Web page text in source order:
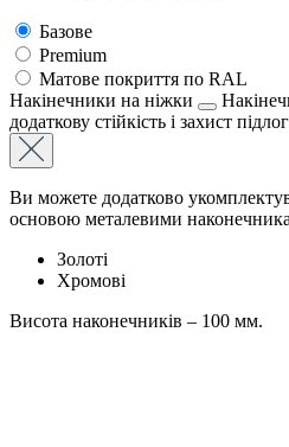
Базове
Premium
Матове покриття по RAL
Накінечники на ніжки
додаткову стійкість і захист
Ви можете додатково
основою металевими
Золоті
Хромові
Висота наконечників – 100 мм.